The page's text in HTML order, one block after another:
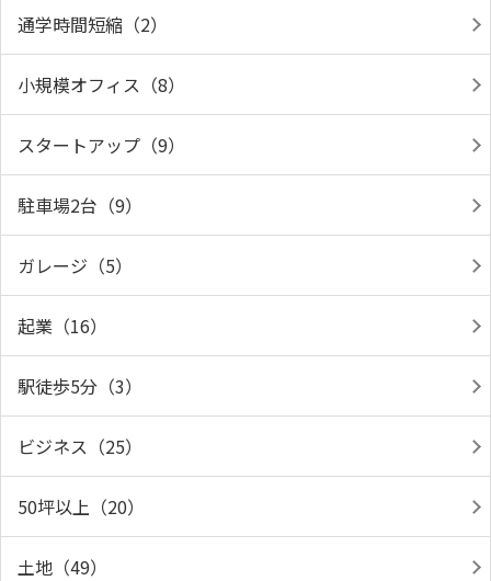
通学時間短縮（2）
小規模オフィス（8）
スタートアップ（9）
駐車場2台（9）
ガレージ（5）
起業（16）
駅徒歩5分（3）
ビジネス（25）
50坪以上（20）
土地（49）